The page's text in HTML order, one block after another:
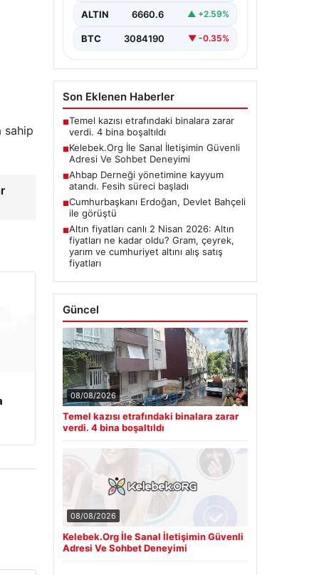
sahip
ALTIN 6660.6 ▲ +2.59%
BTC 3084190 ▼ -0.35%
Son Eklenen Haberler
■Temel kazısı etrafındaki binalara zarar
verdi. 4 bina boşaltıldı
■Kelebek.Org İle Sanal İletişimin Güvenli
Adresi Ve Sohbet Deneyimi
■Ahbap Derneği yönetimine kayyum
atandı. Fesih süreci başladı
■Cumhurbaşkanı Erdoğan, Devlet Bahçeli
ile görüştü
■Altın fiyatları canlı 2 Nisan 2026: Altın
fiyatları ne kadar oldu? Gram, çeyrek,
yarım ve cumhuriyet altını alış satış
fiyatları
Güncel
08/08/2026
Temel kazısı etrafındaki binalara zarar
verdi. 4 bina boşaltıldı
08/08/2026
Kelebek.Org İle Sanal İletişimin Güvenli
Adresi Ve Sohbet Deneyimi